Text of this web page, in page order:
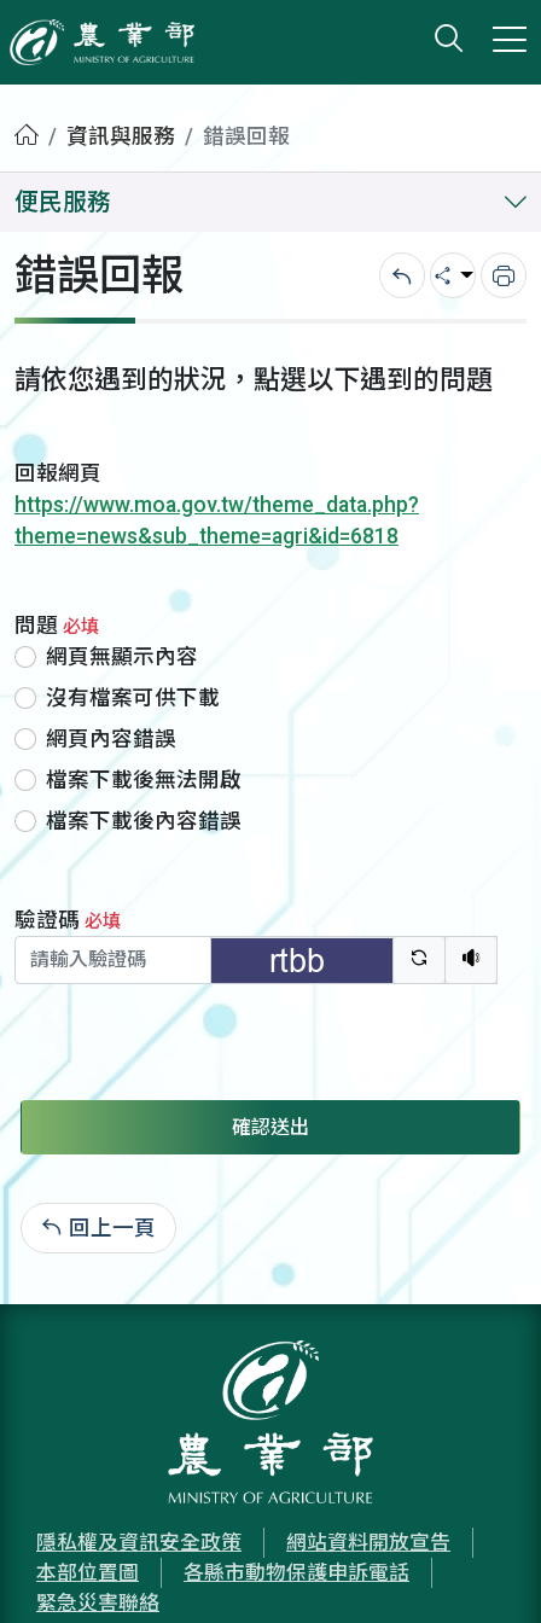
農業部
打開
小版
首頁資訊與服務 錯誤回報
便民服務
錯誤回報 回上一頁
分享 列
請依您遇到的狀況，點選以下遇到的問題
回報網頁
https://www.moa.gov.tw/theme_data.php?
theme=news&sub_theme=agri&id=6818
問題 必填
網頁無顯示內容
沒有檔案可供下載
網頁內容錯誤
檔案下載後無法開啟
檔案下載後內容錯誤
驗證碼 必填
驗證碼重新
聽語
確認送出
回上一頁
隱私權及資訊安全政策
網站資料開放宣告
本部位置圖
各縣市動物保護申訴電話
緊急災害聯絡